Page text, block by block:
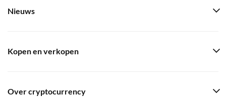
Nieuws
Kopen en verkopen
Over cryptocurrency